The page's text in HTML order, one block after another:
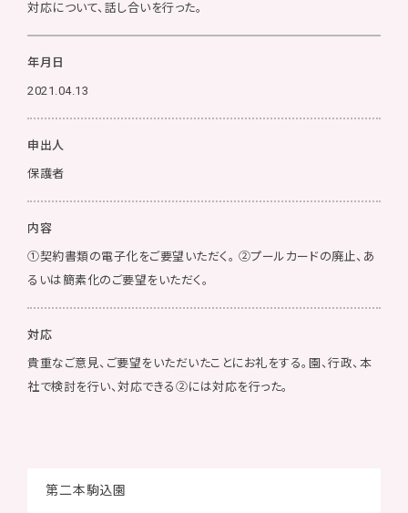
対応について、話し合いを行った。
年月日
2021.04.13
申出人
保護者
内容
①契約書類の電子化をご要望いただく。 ➁プールカードの廃止、あ
るいは簡素化のご要望をいただく。
対応
貴重なご意見、ご要望をいただいたことにお礼をする。園、行政、本
社で検討を行い、対応できる②には対応を行った。
第二本駒込園